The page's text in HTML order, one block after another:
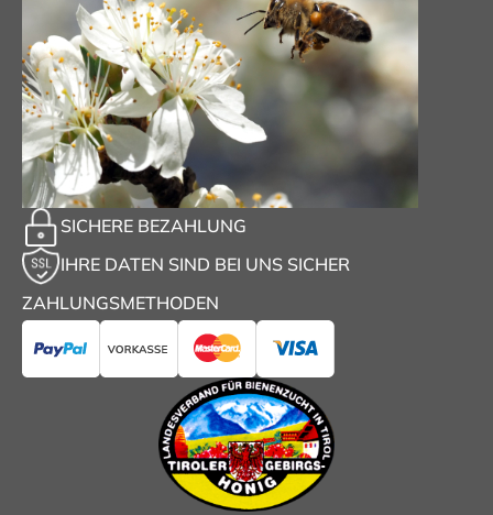
SICHERE BEZAHLUNG
IHRE DATEN SIND BEI UNS SICHER
ZAHLUNGSMETHODEN